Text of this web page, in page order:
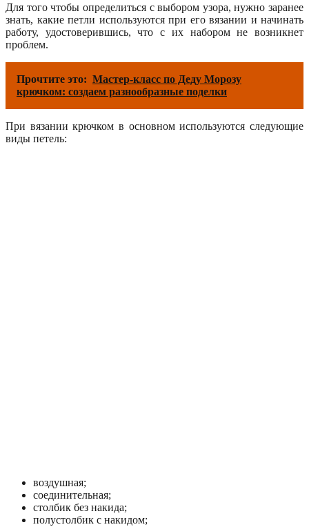
Для того чтобы определиться с выбором узора, нужно заранее
знать, какие петли используются при его вязании и начинать
работу, удостоверившись, что с их набором не возникнет
проблем.
Прочтите это: Мастер-класс по Деду Морозу
крючком: создаем разнообразные поделки
При вязании крючком в основном используются следующие
виды петель:
воздушная;
соединительная;
столбик без накида;
полустолбик с накидом;